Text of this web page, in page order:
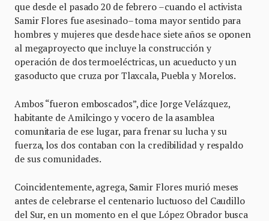
que desde el pasado 20 de febrero –cuando el activista
Samir Flores fue asesinado– toma mayor sentido para
hombres y mujeres que desde hace siete años se oponen
al megaproyecto que incluye la construcción y
operación de dos termoeléctricas, un acueducto y un
gasoducto que cruza por Tlaxcala, Puebla y Morelos.
Ambos “fueron emboscados”, dice Jorge Velázquez,
habitante de Amilcingo y vocero de la asamblea
comunitaria de ese lugar, para frenar su lucha y su
fuerza, los dos contaban con la credibilidad y respaldo
de sus comunidades.
Coincidentemente, agrega, Samir Flores murió meses
antes de celebrarse el centenario luctuoso del Caudillo
del Sur, en un momento en el que López Obrador busca